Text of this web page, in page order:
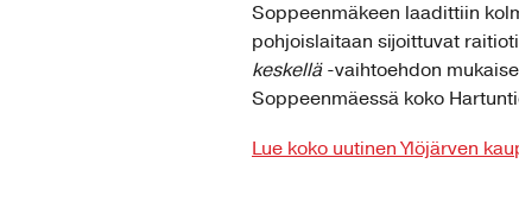
Soppeenmäkeen laadittiin
pohjoislaitaan sijoittuvat
keskellä-vaihtoehdon
Soppeenmäessä koko
Lue koko uutinen Ylöjärven